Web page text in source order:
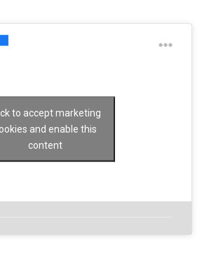
to accept marketing
and enable this
content